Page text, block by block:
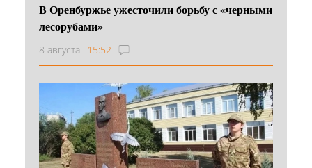
В Оренбуржье ужесточили борьбу с «черными
лесорубами»
8 августа 15:52